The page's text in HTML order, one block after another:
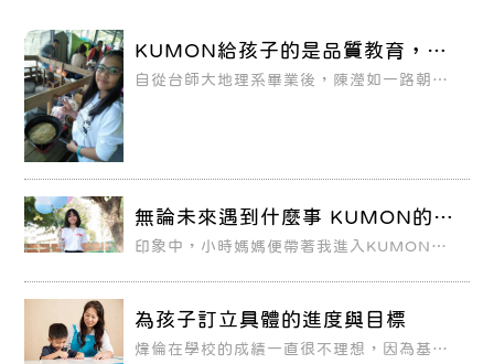
KUMON給孩子的是品質教育，而
非速成補教
自從台師大地理系畢業後，陳瀅如一路朝著
無論未來遇到什麼事 KUMON的學
習經驗都會派上用場
印象中，小時媽媽便帶著我進入KUMON學
候，因為學校課業慢慢增加，我開始發現原
來學習KUMON的優勢就是「跑得比較
快」，尤其每次在學校上數學課後特別有感
覺，當同學正忙著消化課堂上老師教的內容
為孩子訂立具體的進度與目標
煒倫在學校的成績一直很不理想，因為基礎